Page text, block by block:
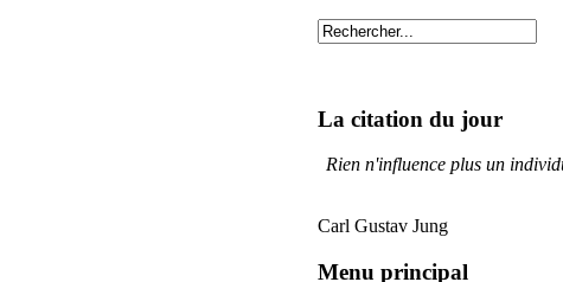
La citation du jour
Rien n'influence plus un
Carl Gustav Jung
Menu principal